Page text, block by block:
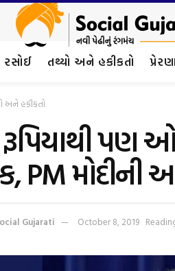
રસોઈ તથ્યો અને હકીકતો
અને હકીકતો
પણ
PM મોદીની
Gujarati October 8, 2019